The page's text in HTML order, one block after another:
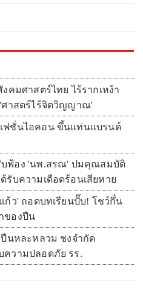
งคมศาสตร์ไทย ไร้รากเหง้า
'ศาสตร์ไร้จิตวิญญาณ'
ฟชั่นไอคอน ขึ้นแท่นแบรนด์
บฟ้อง 'นพ.สรณ' ปมคุณสมบัติ
รับความเดือดร้อนเสียหาย
ก้ว' ถอดบทเรียนปั๊บ! โชว์กึ๋น
ของปืน
นหละหลวม ชงจำกัด
ความปลอดภัย รร.